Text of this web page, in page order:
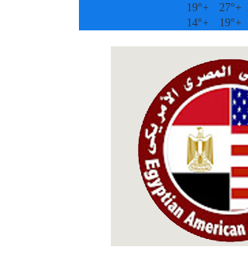
+
27°
+
19°
+
19°
+
14°